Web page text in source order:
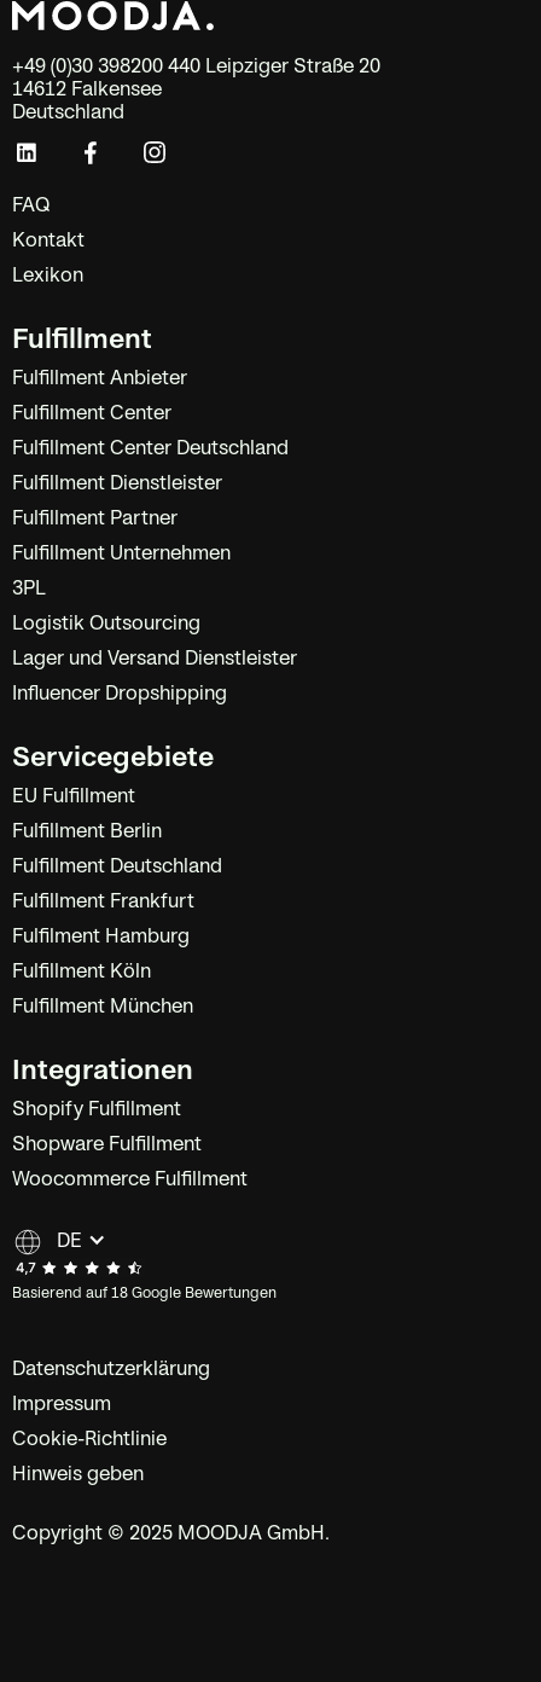
+49 (0)30 398200 440 Leipziger Straße 20
14612 Falkensee
Deutschland
FAQ
Kontakt
Lexikon
Fulfillment
Fulfillment Anbieter
Fulfillment Center
Fulfillment Center Deutschland
Fulfillment Dienstleister
Fulfillment Partner
Fulfillment Unternehmen
3PL
Logistik Outsourcing
Lager und Versand Dienstleister
Influencer Dropshipping
Servicegebiete
EU Fulfillment
Fulfillment Berlin
Fulfillment Deutschland
Fulfillment Frankfurt
Fulfilment Hamburg
Fulfillment Köln
Fulfillment München
Integrationen
Shopify Fulfillment
Shopware Fulfillment
Woocommerce Fulfillment
DE
Basierend auf 18 Google Bewertungen
Datenschutzerklärung
Impressum
Cookie-Richtlinie
Hinweis geben
Copyright © 2025 MOODJA GmbH.